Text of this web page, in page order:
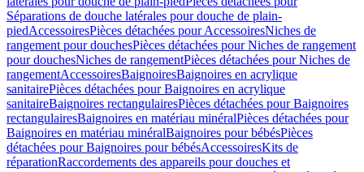
Séparations de douche latérales pour douche de plain-
piedAccessoiresPièces détachées pour AccessoiresNiches de
rangement pour douchesPièces détachées pour Niches de rangement
pour douchesNiches de rangementPièces détachées pour Niches de
rangementAccessoiresBaignoiresBaignoires en acrylique
sanitairePièces détachées pour Baignoires en acrylique
sanitaireBaignoires rectangulairesPièces détachées pour Baignoires
rectangulairesBaignoires en matériau minéralPièces détachées pour
Baignoires en matériau minéralBaignoires pour bébésPièces
détachées pour Baignoires pour bébésAccessoiresKits de
réparationRaccordements des appareils pour douches et